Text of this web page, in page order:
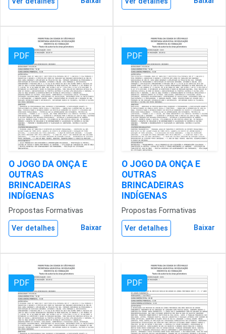
PDF
O JOGO DA ONÇA E
OUTRAS
BRINCADEIRAS
INDÍGENAS
Propostas Formativas
Ver detalhes Baixar
PDF
O JOGO DA ONÇA E
OUTRAS
BRINCADEIRAS
INDÍGENAS
Propostas Formativas
Ver detalhes Baixar
PDF PDF